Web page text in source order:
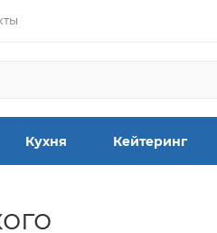
Кухня Кейтеринг